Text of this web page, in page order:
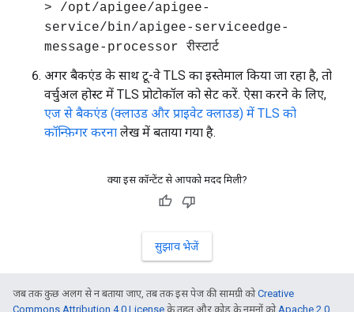
> /opt/apigee/apigee-
service/bin/apigee-serviceedge-
message-processor रीस्टार्ट
अगर बैकएंड के साथ टू-वे TLS का इस्तेमाल किया जा रहा है, तो
वर्चुअल होस्ट में TLS प्रोटोकॉल को सेट करें. ऐसा करने के लिए,
एज से बैकएंड (क्लाउड और प्राइवेट क्लाउड) में TLS को
कॉन्फ़िगर करना लेख में बताया गया है.
क्या इस कॉन्टेंट से आपको मदद मिली?
सुझाव भेजें
जब तक कुछ अलग से न बताया जाए, तब तक इस पेज की सामग्री कोCreative
Commons Attribution 4.0 License के तहत और कोड के नमूनों को Apache 2.0